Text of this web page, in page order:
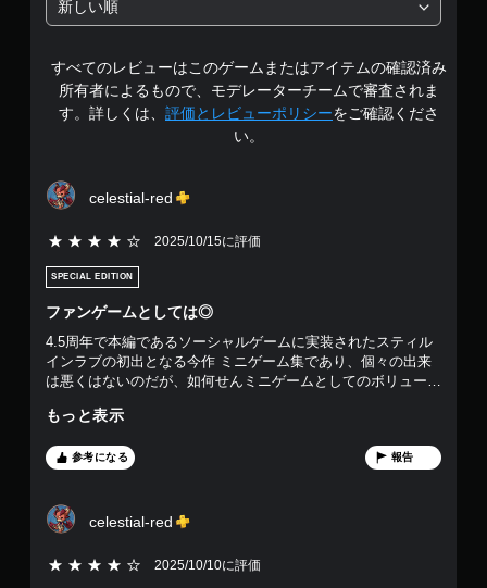
中
の
4
新しい順
すべてのレビューはこのゲームまたはアイテムの確認済み
所有者によるもので、モデレーターチームで審査されま
す。詳しくは、 評価とレビューポリシーをご確認くださ
い。
celestial-red
5段階評価の4 2025/10/15に評価
SPECIAL EDITION
ファンゲームとしては◎
4.5周年で本編であるソーシャルゲームに実装されたスティル
インラブの初出となる今作 ミニゲーム集であり、個々の出来
は悪くはないのだが、如何せんミニゲームとしてのボリューム
唯一、ストーリーは各キャラの関係性などが見られるので、ソ
うと思う
もっと表示
参考になる 報告
celestial-red
5段階評価の4 2025/10/10に評価